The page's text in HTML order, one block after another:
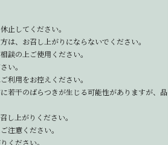
止してください。
は、お召し上がりにならないでください。
談の上ご使用ください。
い。
利用をお控えください。
若干のばらつきが生じる可能性がありますが、品
し上がりください。
注意ください。
ください。